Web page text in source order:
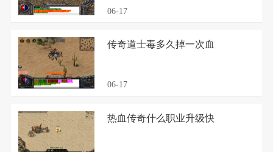
06-17
传奇道士毒多久掉一次血
06-17
热血传奇什么职业升级快